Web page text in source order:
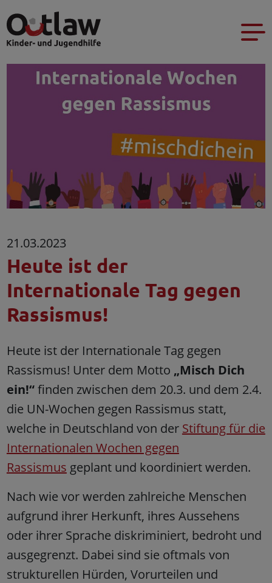
21.03.2023
Heute ist der
Internationale Tag gegen
Rassismus!
Heute ist der Internationale Tag gegen
Rassismus! Unter dem Motto „Misch Dich
ein!“finden zwischen dem 20.3. und dem 2.4.
die UN-Wochen gegen Rassismus statt,
welche in Deutschland von der Stiftung für die
Internationalen Wochen gegen
Rassismus geplant und koordiniert werden.
Nach wie vor werden zahlreiche Menschen
aufgrund ihrer Herkunft, ihres Aussehens
oder ihrer Sprache diskriminiert, bedroht und
ausgegrenzt. Dabei sind sie oftmals von
strukturellen Hürden, Vorurteilen und